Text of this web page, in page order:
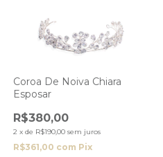
Coroa De Noiva Chiara
Esposar
R$380,00
2 x de R$190,00 sem juros
R$361,00 com Pix